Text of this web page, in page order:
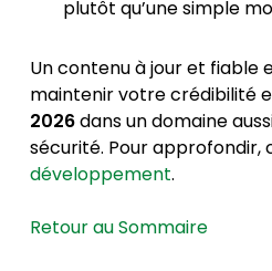
plutôt qu’une simple
Un contenu à jour et fiable
maintenir votre crédibilité
2026dans un domaine
sécurité. Pour approfondir,
développement.
Retour au Sommaire